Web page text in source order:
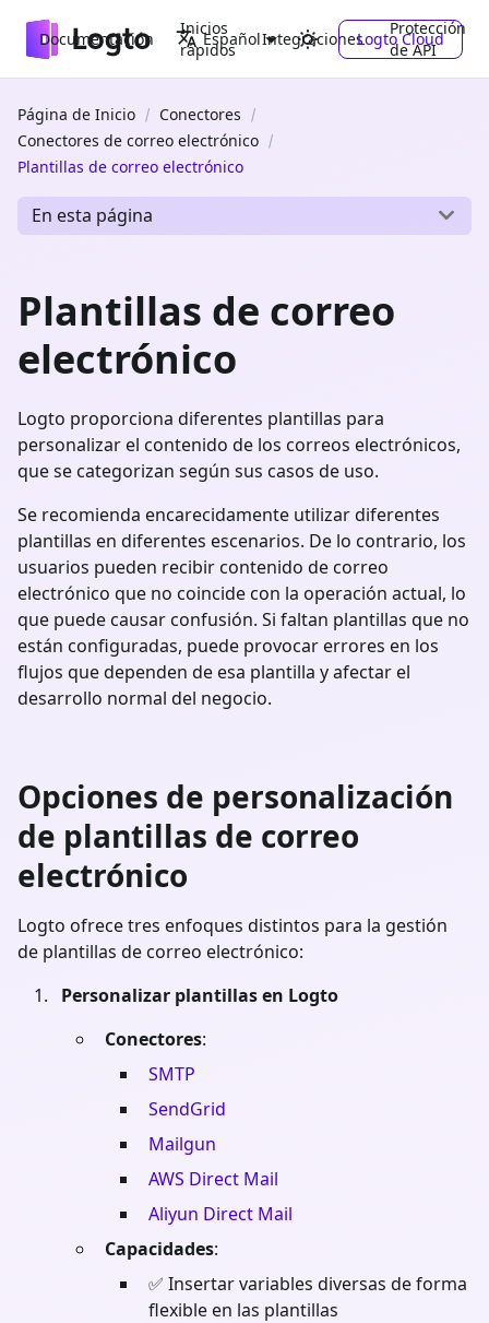
Documentación
Inicios
rápidos
Integraciones
Protección
de API
Español Logto Cloud
Página de Inicio
Conectores
Conectores de correo electrónico
Plantillas de correo electrónico
En esta página
Plantillas de correo
electrónico
Logto proporciona diferentes plantillas para
personalizar el contenido de los correos electrónicos,
que se categorizan según sus casos de uso.
Se recomienda encarecidamente utilizar diferentes
plantillas en diferentes escenarios. De lo contrario, los
usuarios pueden recibir contenido de correo
electrónico que no coincide con la operación actual, lo
que puede causar confusión. Si faltan plantillas que no
están configuradas, puede provocar errores en los
flujos que dependen de esa plantilla y afectar el
desarrollo normal del negocio.
Opciones de personalización
de plantillas de correo
electrónico
Logto ofrece tres enfoques distintos para la gestión
de plantillas de correo electrónico:
Personalizar plantillas en Logto
Conectores:
SMTP
SendGrid
Mailgun
AWS Direct Mail
Aliyun Direct Mail
Capacidades:
✅ Insertar variables diversas de forma
flexible en las plantillas